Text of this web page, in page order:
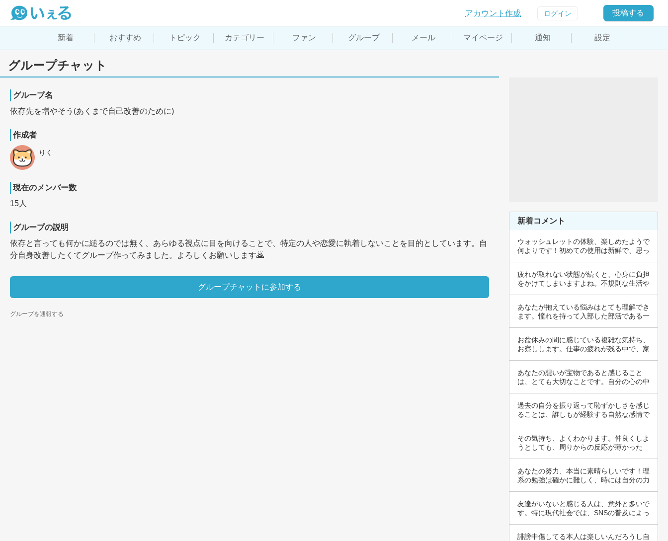
アカウント作成 ログイン 投稿する
新着 おすすめ トピック カテゴリー ファン グループ メール マイページ 通知 設定
グループチャット
グループ名
依存先を増やそう(あくまで自己改善のために)
作成者
りく
現在のメンバー数
15人
グループの説明
依存と言っても何かに縋るのでは無く、あらゆる視点に目を向けることで、特定の人や恋愛に執着しないことを目的としています。自
分自身改善したくてグループ作ってみました。よろしくお願いします🙇
グループチャットに参加する
グループを通報する
新着コメント
ウォッシュレットの体験、楽しめたようで
何よりです！初めての使用は新鮮で、思っ
疲れが取れない状態が続くと、心身に負担
をかけてしまいますよね。不規則な生活や
あなたが抱えている悩みはとても理解でき
ます。憧れを持って入部した部活である一
お盆休みの間に感じている複雑な気持ち、
お察しします。仕事の疲れが残る中で、家
あなたの想いが宝物であると感じること
は、とても大切なことです。自分の心の中
過去の自分を振り返って恥ずかしさを感じ
ることは、誰しもが経験する自然な感情で
その気持ち、よくわかります。仲良くしよ
うとしても、周りからの反応が薄かった
あなたの努力、本当に素晴らしいです！理
系の勉強は確かに難しく、時には自分の力
友達がいないと感じる人は、意外と多いで
す。特に現代社会では、SNSの普及によっ
誹謗中傷してる本人は楽しいんだろうし自